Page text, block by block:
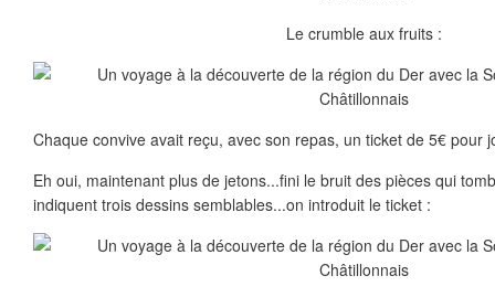
Le crumble aux fruits :
Chaque convive avait reçu, avec son repas, un ticket de 5€ pour
Eh oui, maintenant plus de jetons...fini le bruit des pièces qui
indiquent trois dessins semblables...on introduit le ticket :